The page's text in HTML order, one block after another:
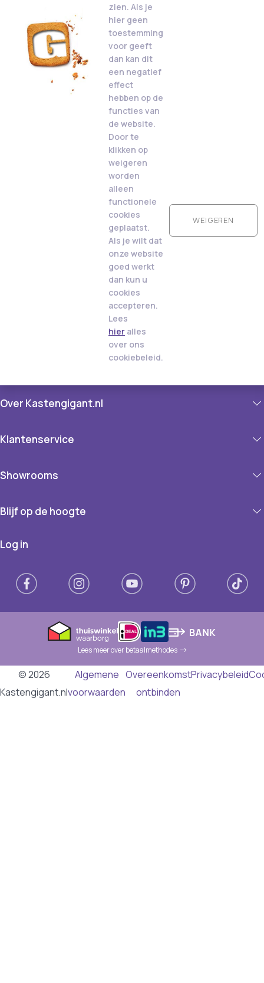
zien. Als je
hier geen
toestemming
voor geeft
dan kan dit
een negatief
effect
hebben op de
functies van
de website.
Door te
klikken op
weigeren
worden
alleen
functionele
cookies
geplaatst.
Als je wilt dat
onze website
goed werkt
dan kun u
cookies
accepteren.
Lees
hier alles
over ons
cookiebeleid.
WEIGEREN
Over Kastengigant.nl
Klantenservice
Showrooms
Blijf op de hoogte
Log in
Lees meer over betaalmethodes
© 2026
Kastengigant.nl
Algemene
voorwaarden
Overeenkomst
ontbinden
Privacybeleid